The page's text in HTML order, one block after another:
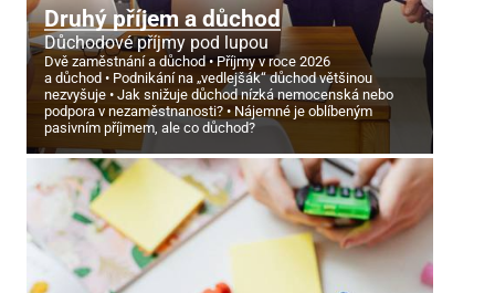
Druhý příjem a důchod
Důchodové příjmy pod lupou
Dvě zaměstnání a důchod
Příjmy v roce 2026
a důchod
Podnikání na „vedlejšák“ důchod většinou
nezvyšuje
Jak snižuje důchod nízká nemocenská nebo
podpora v nezaměstnanosti?
Nájemné je oblíbeným
pasivním příjmem, ale co důchod?